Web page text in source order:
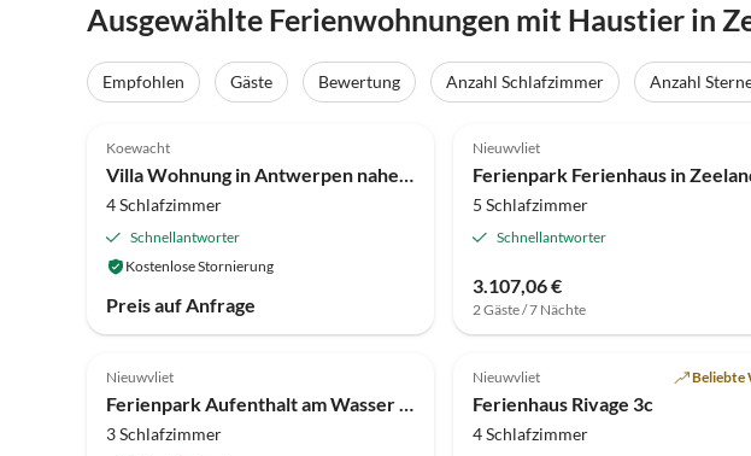
Ausgewählte Ferienwohnungen mit Haustier in
Empfohlen Gäste Bewertung Anzahl Schlafzimmer Anzahl
Koewacht
Villa Wohnung in Antwerpen nahe Verbeke Museum
4 Schlafzimmer
Schnellantworter
Kostenlose Stornierung
Preis auf Anfrage
Nieuwvliet
5 Schlafzimmer
Schnellantworter
3.107,06 €
2 Gäste / 7 Nächte
4.0 (2)
Nieuwvliet
Ferienpark Aufenthalt am Wasser in Strandnähe
3 Schlafzimmer
Nieuwvliet Beliebte
Ferienhaus Rivage 3c
4 Schlafzimmer